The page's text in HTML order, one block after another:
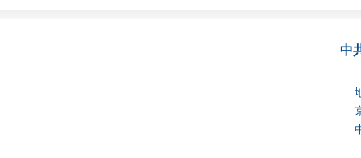
中